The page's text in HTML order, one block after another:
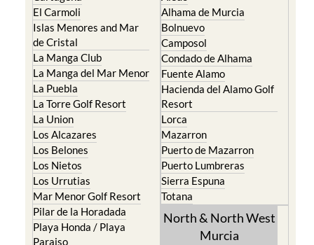
La Torre Golf Resort
La Union
Los Alcazares
Los Belones
Los Nietos
Los Urrutias
Mar Menor Golf Resort
Pilar de la Horadada
Playa Honda / Playa
Paraiso
Portman
Roldan and Lo Ferro
San Javier
San Pedro del Pinatar
Santa Rosalia Lake and
Life resort
Resort
Lorca
Mazarron
Puerto de Mazarron
Puerto Lumbreras
Sierra Espuna
Totana
North & North West
Murcia
Bullas
Calasparra
Caravaca de la Cruz
Cehegin
Cieza